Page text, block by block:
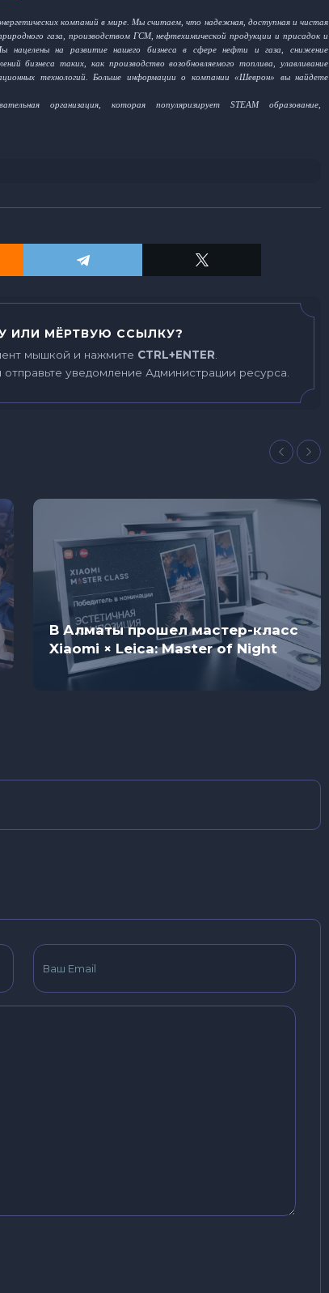
компаний в мире. Мы считаем, что надежная, доступная и чистая
газа, производством ГСМ, нефтехимической продукции и присадок и
нацелены на развитие нашего бизнеса в сфере нефти и газа, снижение
бизнеса таких, как производство возобновляемого топлива, улавливание
технологий. Больше информации о компании «Шеврон» вы найдете
организация, которая популяризирует STEAM образование,
ИЛИ МЁРТВУЮ ССЫЛКУ?
мышкой и нажмите CTRL+ENTER
уведомление Администрации ресурса.
В Алматы прошел мастер-класс
Xiaomi × Leica: Master of Night